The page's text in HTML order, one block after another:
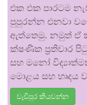
එක එක පාරටම
පුපුරන්න එනවා වගේ
ඇත්තෙමු. නමුත් ඒ
ක්ෂණික ප්‍රතිචාර
සහ මනෝ
මොළය සහ හෘදය
වැඩිපුර කියවන්න